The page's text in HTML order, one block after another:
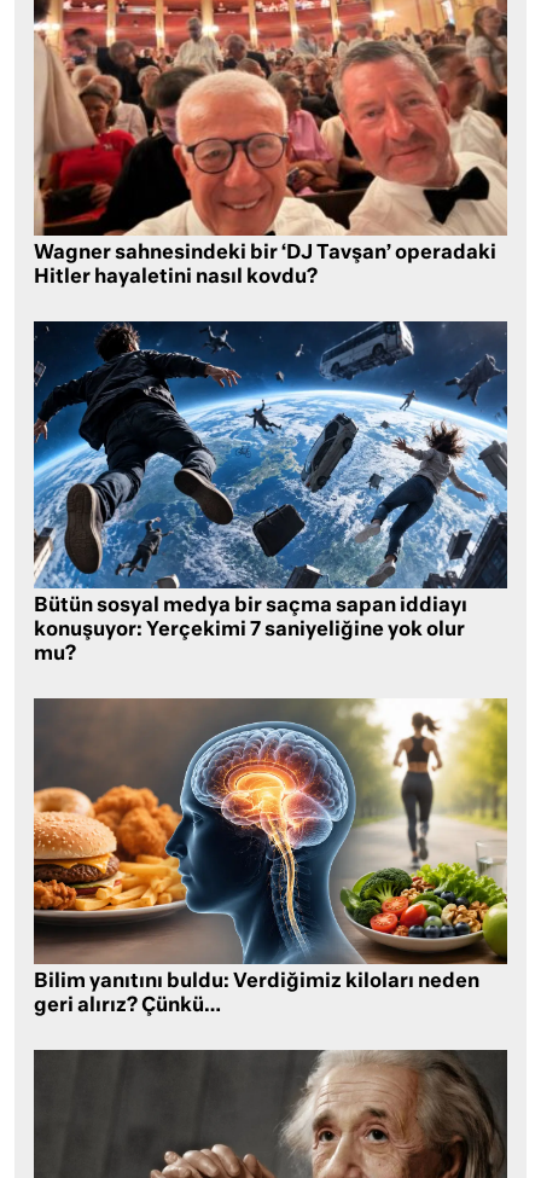
Wagner sahnesindeki bir ‘DJ Tavşan’ operadaki
Hitler hayaletini nasıl kovdu?
Bütün sosyal medya bir saçma sapan iddiayı
konuşuyor: Yerçekimi 7 saniyeliğine yok olur
mu?
Bilim yanıtını buldu: Verdiğimiz kiloları neden
geri alırız? Çünkü…